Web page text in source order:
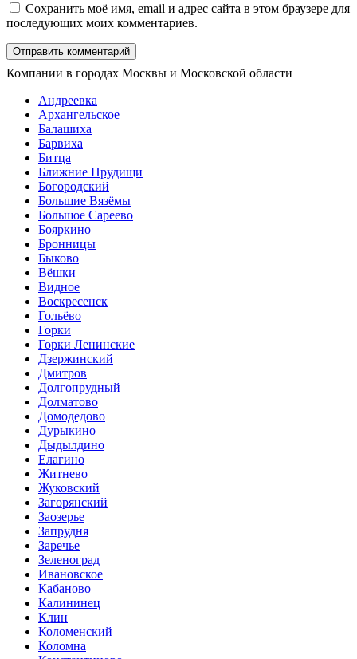
Сохранить моё имя, email и адрес сайта в этом браузере для
последующих моих комментариев.
Компании в городах Москвы и Московской области
Андреевка
Архангельское
Балашиха
Барвиха
Битца
Ближние Прудищи
Богородский
Большие Вязёмы
Большое Сареево
Бояркино
Бронницы
Быково
Вёшки
Видное
Воскресенск
Гольёво
Горки
Горки Ленинские
Дзержинский
Дмитров
Долгопрудный
Долматово
Домодедово
Дурыкино
Дыдылдино
Елагино
Житнево
Жуковский
Загорянский
Заозерье
Запрудня
Заречье
Зеленоград
Ивановское
Кабаново
Калининец
Клин
Коломенский
Коломна